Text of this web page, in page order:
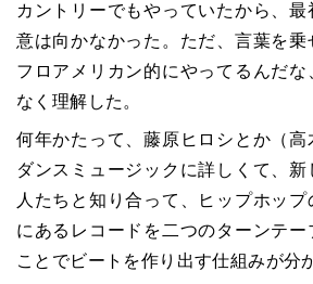
カントリーでもやっていたから、
意は向かなかった。ただ、言葉を
フロアメリカン的にやってるんだな
なく理解した。
何年かたって、藤原ヒロシとか（高
ダンスミュージックに詳しくて、
人たちと知り合って、ヒップホッ
にあるレコードを二つのターンテ
ことでビートを作り出す仕組みが分